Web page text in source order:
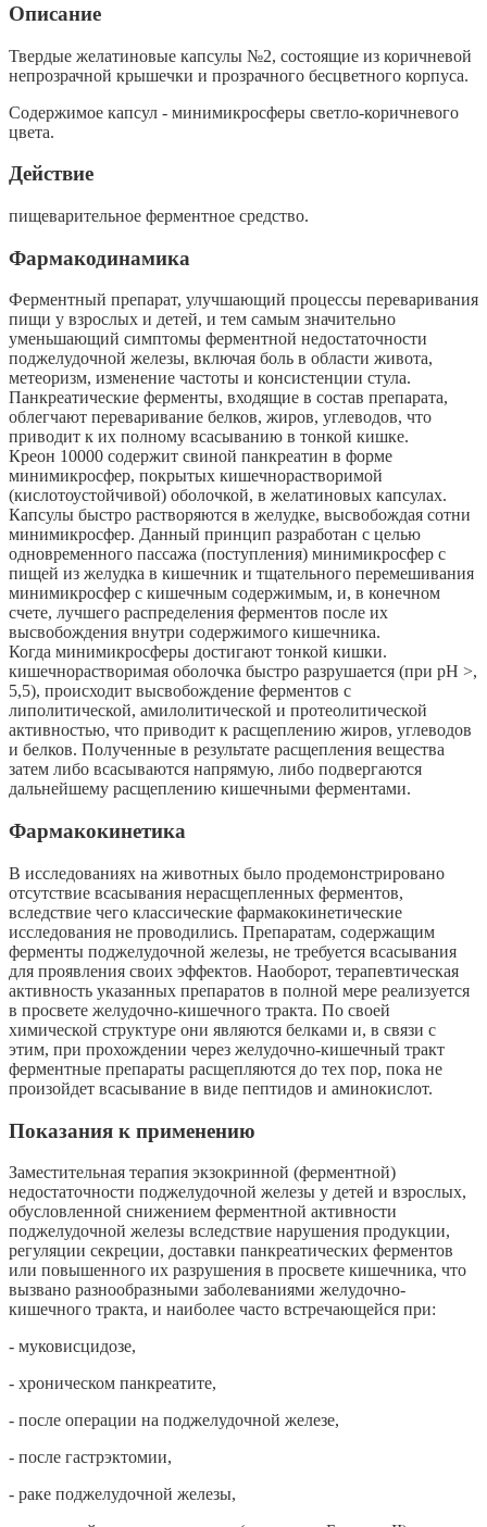
Описание
Твердые желатиновые капсулы №2, состоящие из коричневой
непрозрачной крышечки и прозрачного бесцветного корпуса.
Содержимое капсул - минимикросферы светло-коричневого
цвета.
Действие
пищеварительное ферментное средство.
Фармакодинамика
Ферментный препарат, улучшающий процессы переваривания
пищи у взрослых и детей, и тем самым значительно
уменьшающий симптомы ферментной недостаточности
поджелудочной железы, включая боль в области живота,
метеоризм, изменение частоты и консистенции стула.
Панкреатические ферменты, входящие в состав препарата,
облегчают переваривание белков, жиров, углеводов, что
приводит к их полному всасыванию в тонкой кишке.
Креон 10000 содержит свиной панкреатин в форме
минимикросфер, покрытых кишечнорастворимой
(кислотоустойчивой) оболочкой, в желатиновых капсулах.
Капсулы быстро растворяются в желудке, высвобождая сотни
минимикросфер. Данный принцип разработан с целью
одновременного пассажа (поступления) минимикросфер с
пищей из желудка в кишечник и тщательного перемешивания
минимикросфер с кишечным содержимым, и, в конечном
счете, лучшего распределения ферментов после их
высвобождения внутри содержимого кишечника.
Когда минимикросферы достигают тонкой кишки.
кишечнорастворимая оболочка быстро разрушается (при pH >,
5,5), происходит высвобождение ферментов с
липолитической, амилолитической и протеолитической
активностью, что приводит к расщеплению жиров, углеводов
и белков. Полученные в результате расщепления вещества
затем либо всасываются напрямую, либо подвергаются
дальнейшему расщеплению кишечными ферментами.
Фармакокинетика
В исследованиях на животных было продемонстрировано
отсутствие всасывания нерасщепленных ферментов,
вследствие чего классические фармакокинетические
исследования не проводились. Препаратам, содержащим
ферменты поджелудочной железы, не требуется всасывания
для проявления своих эффектов. Наоборот, терапевтическая
активность указанных препаратов в полной мере реализуется
в просвете желудочно-кишечного тракта. По своей
химической структуре они являются белками и, в связи с
этим, при прохождении через желудочно-кишечный тракт
ферментные препараты расщепляются до тех пор, пока не
произойдет всасывание в виде пептидов и аминокислот.
Показания к применению
Заместительная терапия экзокринной (ферментной)
недостаточности поджелудочной железы у детей и взрослых,
обусловленной снижением ферментной активности
поджелудочной железы вследствие нарушения продукции,
регуляции секреции, доставки панкреатических ферментов
или повышенного их разрушения в просвете кишечника, что
вызвано разнообразными заболеваниями желудочно-
кишечного тракта, и наиболее часто встречающейся при:
- муковисцидозе,
- хроническом панкреатите,
- после операции на поджелудочной железе,
- после гастрэктомии,
- раке поджелудочной железы,